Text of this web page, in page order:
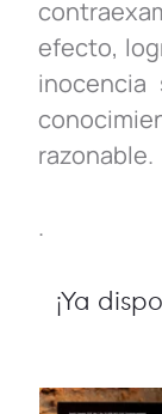
efecto,
razonable.
.
¡Ya